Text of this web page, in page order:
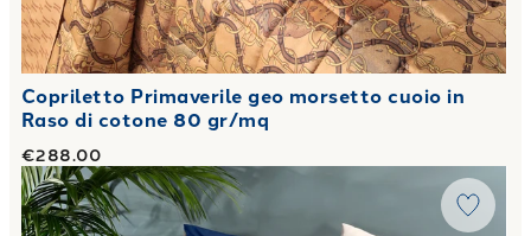
Copriletto Primaverile geo morsetto cuoio in
Raso di cotone 80 gr/mq
€288.00
Link to "Copriletto Primaverile Matrimoniale suite in Raso